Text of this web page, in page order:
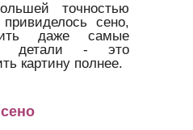
точностью
сено,
даже самые
детали - это
картину полнее.